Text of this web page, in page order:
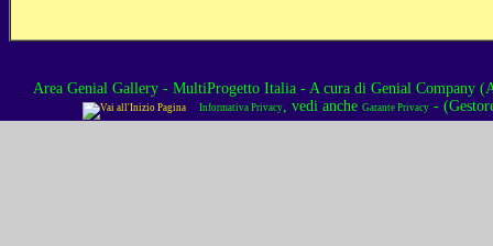
Area Genial Gallery - MultiProgetto Italia- A cura di Genial Company
Informativa Privacy, vedi anche Garante Privacy -